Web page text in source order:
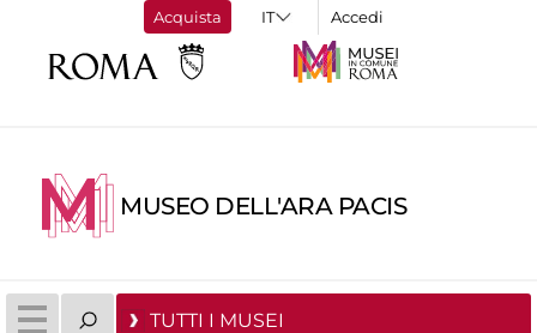
Acquista Accedi
MUSEO DELL'ARA PACIS
TUTTI I MUSEI